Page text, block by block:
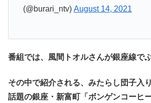
(@burari_ntv) August 14, 2021
番組では、風間トオルさんが銀座線で
その中で紹介される、 みたらし団子入
話題の銀座・新富町「ボンゲンコーヒ